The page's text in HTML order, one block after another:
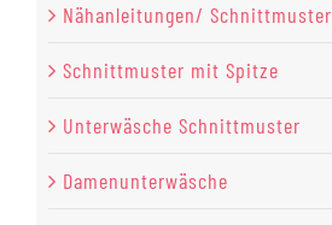
Nähanleitungen/ Schnittmuster
Schnittmuster mit Spitze
Unterwäsche Schnittmuster
Damenunterwäsche